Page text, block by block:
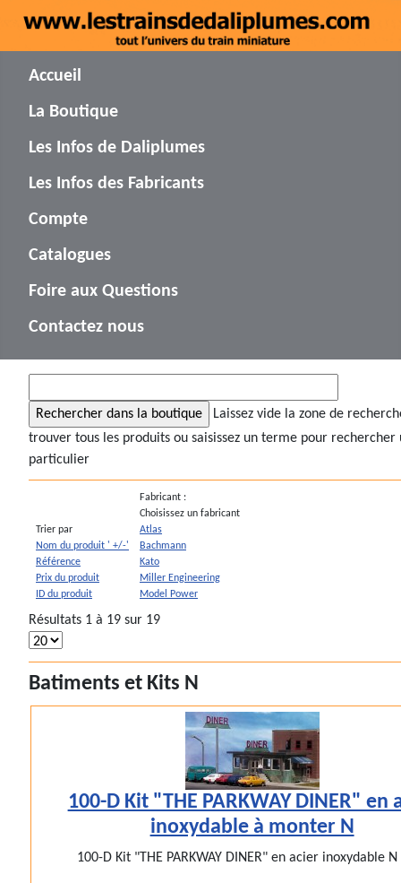
Accueil
La Boutique
Les Infos de Daliplumes
Les Infos des Fabricants
Compte
Catalogues
Foire aux Questions
Contactez nous
Laissez vide la zone de
trouver tous les produits ou saisissez un terme pour rechercher
particulier
Trier par
Nom du produit ' +/-'
Référence
Prix du produit
ID du produit
Fabricant :
Choisissez un fabricant
Atlas
Bachmann
Kato
Miller Engineering
Model Power
Résultats 1 à 19 sur 19
Batiments et Kits N
100-D Kit "THE PARKWAY DINER" en
inoxydable à monter N
100-D Kit "THE PARKWAY DINER" en acier inoxydable